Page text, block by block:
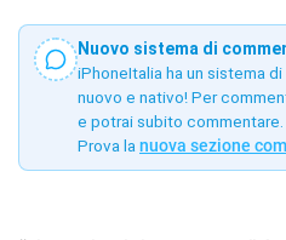
Nuovo sistema di
iPhoneItalia ha un sistema
nuovo e nativo! Per
e potrai subito commentare.
Prova la nuova sezione